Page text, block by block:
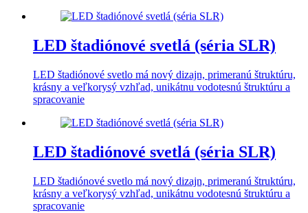
LED štadiónové svetlá (séria SLR)
LED štadiónové svetlo má nový dizajn, primeranú štruktúru,
krásny a veľkorysý vzhľad, unikátnu vodotesnú štruktúru a
spracovanie
LED štadiónové svetlá (séria SLR)
LED štadiónové svetlo má nový dizajn, primeranú štruktúru,
krásny a veľkorysý vzhľad, unikátnu vodotesnú štruktúru a
spracovanie